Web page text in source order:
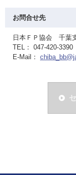
お問合せ先
日本ＦＰ協会 千葉
TEL： 047-420-3390
E-Mail：